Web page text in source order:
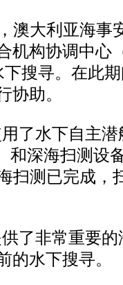
大利亚海事
机构协调中心
搜寻。在此
协助。
水下自主潜
和深海扫测设
扫测已完成，
非常重要的
的水下搜寻。